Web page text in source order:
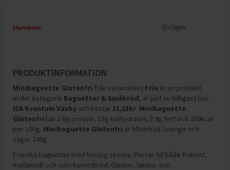
Ej i lager
PRODUKTINFORMATION
Minibaguette Glutenfri från varumärket Fria är en produkt
under kategorin Baguetter & Småbröd, är just nu billigast hos
ICA Kvantum Väsby och kostar 31,13kr. Minibaguette
Glutenfri har 1.6g protein, 53g kolhydrater, 3.9g fett och 250kcal
per 100g. Minibaguette Glutenfri är tillverkad Sverige och
väger 240g.
Franska baguetter med krispig skorpa. Passar till både frukost,
mellanmål och som kuvertbröd. Gluten-, laktos- och